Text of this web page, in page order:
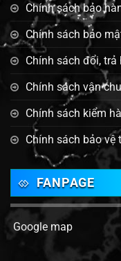
Chính sách bảo
Chính sách bảo
Chính sách đổi, trả
Chính sách vận
Chính sách kiểm
Chính sách bảo vệ
FANPAGE
Google map